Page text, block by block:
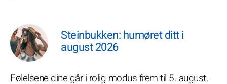
Steinbukken: humøret ditt i
august 2026
Følelsene dine går i rolig modus frem til 5. august.